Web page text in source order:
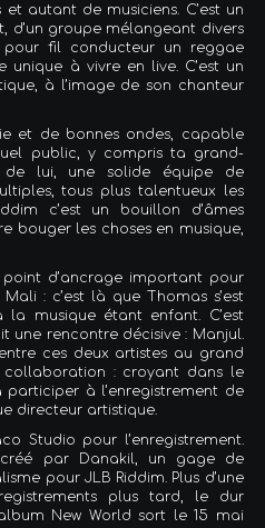
et autant de musiciens. C’est un
d’un groupe mélangeant divers
pour fil conducteur un reggae
unique à vivre en live. C’est un
à l’image de son chanteur
et de bonnes ondes, capable
public, y compris ta grand-
de lui, une solide équipe de
tous plus talentueux les
c’est un bouillon d’âmes
bouger les choses en musique,
d’ancrage important pour
: c’est là que Thomas s’est
musique étant enfant. C’est
une rencontre décisive : Manjul.
ces deux artistes au grand
: croyant dans le
à l’enregistrement de
directeur artistique.
Studio pour l’enregistrement.
par Danakil, un gage de
pour JLB Riddim. Plus d’une
plus tard, le dur
New World sort le 15 mai